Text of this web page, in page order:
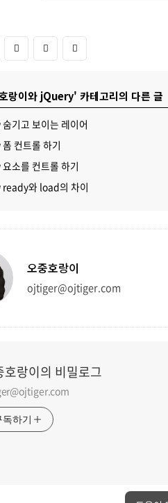
랑이와 jQuery' 카테고리의 다른 글
기고 보이는 레이어
컨트롤 하기
소를 컨트롤 하기
와 load의 차이
오중호랑이
ojtiger@ojtiger.com
호랑이의 비밀로그
독하기